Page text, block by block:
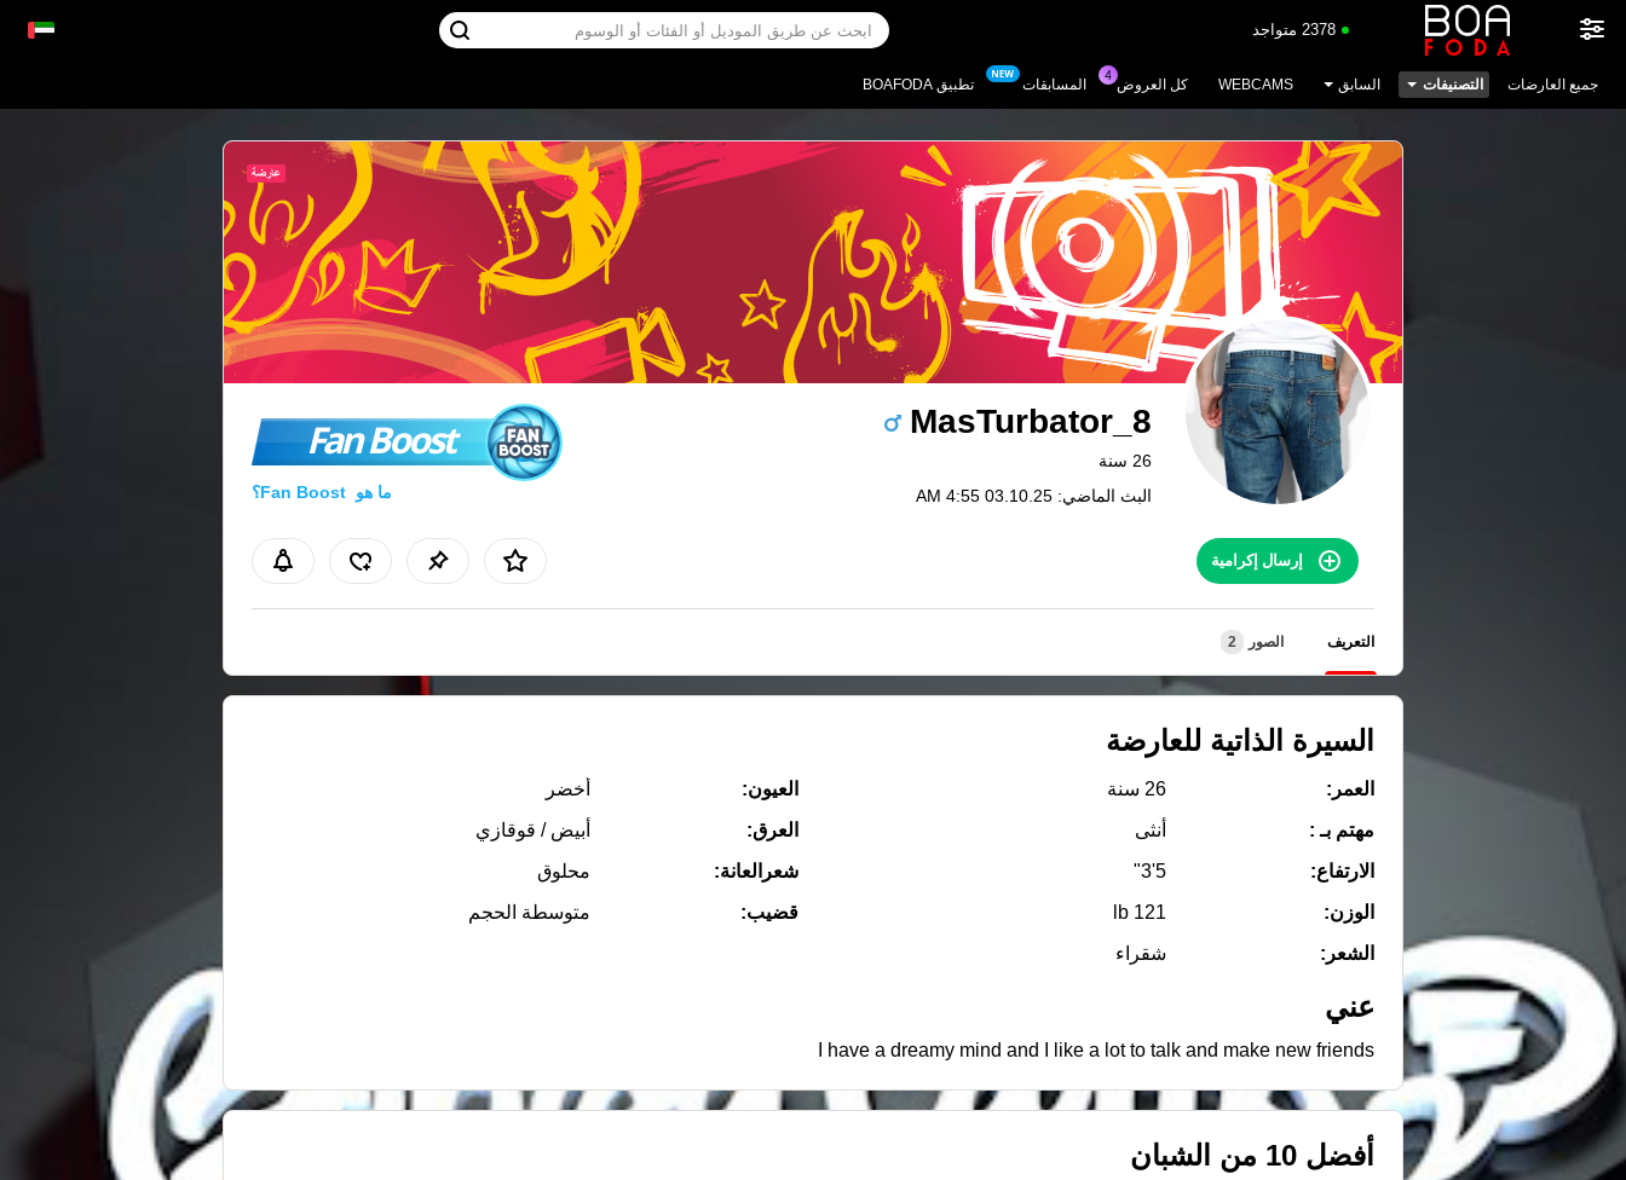
2378 متواجد
جميع العارضات التصنيفات السابق WEBCAMS كل العروض المسابقات تطبيق BOAFODA
MasTurbator_8
26 سنة
البث الماضي: 03.10.25 4:55 AM
Fan Boost
ما هو Fan Boost؟
إرسال إكرامية
التعريف الصور 2
السيرة الذاتية للعارضة
العمر:
26 سنة
مهتم بـ :
أنثى
الارتفاع:
5'3"
الوزن:
121 lb
الشعر:
شقراء
العيون:
أخضر
العرق:
أبيض / قوقازي
شعرالعانة:
محلوق
قضيب:
متوسطة الحجم
عني
I have a dreamy mind and I like a lot to talk and make new friends
أفضل 10 من الشبان